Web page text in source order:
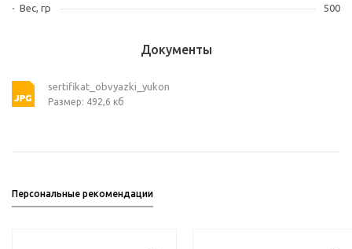
Вес, гр
500
Документы
sertifikat_obvyazki_yukon
Размер: 492,6 кб
Персональные рекомендации